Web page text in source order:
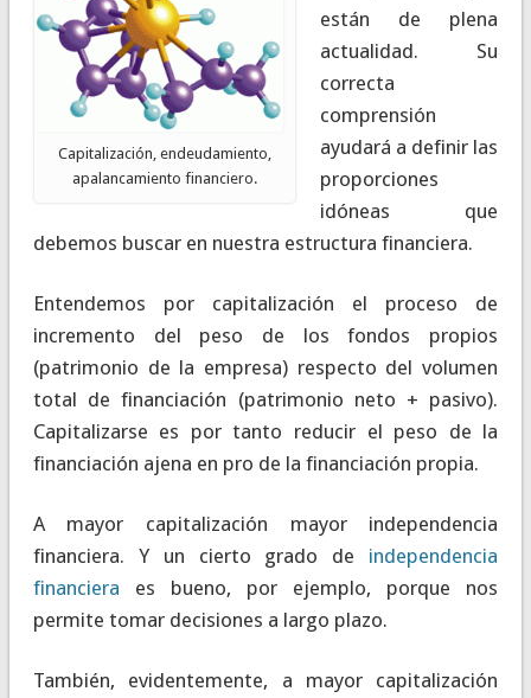
Capitalización, endeudamiento,
apalancamiento financiero.
están de plena
actualidad. Su
correcta
comprensión
ayudará a definir las
proporciones
idóneas que
debemos buscar en nuestra estructura financiera.
Entendemos por capitalización el proceso de
incremento del peso de los fondos propios
(patrimonio de la empresa) respecto del volumen
total de financiación (patrimonio neto + pasivo).
Capitalizarse es por tanto reducir el peso de la
financiación ajena en pro de la financiación propia.
A mayor capitalización mayor independencia
financiera. Y un cierto grado de independencia
financiera es bueno, por ejemplo, porque nos
permite tomar decisiones a largo plazo.
También, evidentemente, a mayor capitalización